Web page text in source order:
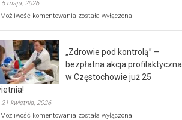
5 maja, 2026
Możliwość komentowania Rusza
rehabilitacji
dla
seniorów!
została wyłączona
„Zdrowie pod kontrolą” –
bezpłatna akcja profilaktyczna
w Częstochowie już 25
21 kwietnia, 2026
Możliwość komentowania „Zdrowie
została wyłączona